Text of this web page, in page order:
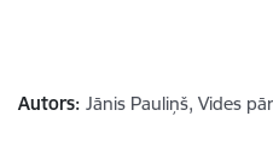
Autors: Jānis Pauliņš, Vides